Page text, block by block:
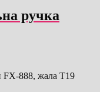
ручка
FX-888, жала T19